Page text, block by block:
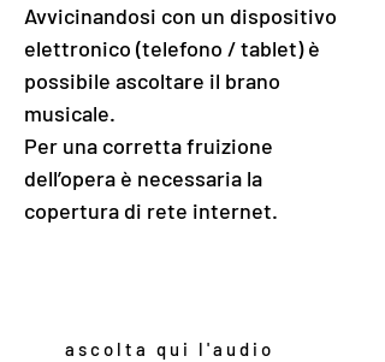
Avvicinandosi con un dispositivo
elettronico (telefono / tablet) è
possibile ascoltare il brano
musicale.
Per una corretta fruizione
dell’opera è necessaria la
copertura di rete internet.
ascolta qui l'audio